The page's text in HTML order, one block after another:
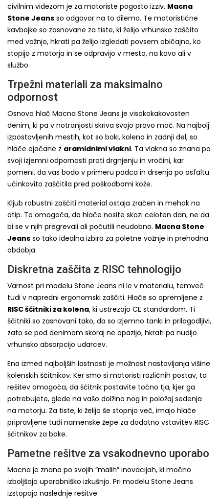
civilnim videzom je za motoriste pogosto izziv. Macna
Stone Jeans so odgovor na to dilemo. Te motoristične
kavbojke so zasnovane za tiste, ki želijo vrhunsko zaščito
med vožnjo, hkrati pa želijo izgledati povsem običajno, ko
stopijo z motorja in se odpravijo v mesto, na kavo ali v
službo.
Trpežni materiali za maksimalno
odpornost
Osnova hlač Macna Stone Jeans je visokokakovosten
denim, ki pa v notranjosti skriva svojo pravo moč. Na najbolj
izpostavljenih mestih, kot so boki, kolena in zadnji del, so
hlače ojačane z aramidnimi vlakni. Ta vlakna so znana po
svoji izjemni odpornosti proti drgnjenju in vročini, kar
pomeni, da vas bodo v primeru padca in drsenja po asfaltu
učinkovito zaščitila pred poškodbami kože.
Kljub robustni zaščiti material ostaja zračen in mehak na
otip. To omogoča, da hlače nosite skozi celoten dan, ne da
bi se v njih pregrevali ali počutili neudobno. Macna Stone
Jeans so tako idealna izbira za poletne vožnje in prehodna
obdobja.
Diskretna zaščita z RISC tehnologijo
Varnost pri modelu Stone Jeans ni le v materialu, temveč
tudi v napredni ergonomski zaščiti. Hlače so opremljene z
RISC ščitniki za kolena, ki ustrezajo CE standardom. Ti
ščitniki so zasnovani tako, da so izjemno tanki in prilagodljivi,
zato se pod denimom skoraj ne opazijo, hkrati pa nudijo
vrhunsko absorpcijo udarcev.
Ena izmed najboljših lastnosti je možnost nastavljanja višine
kolenskih ščitnikov. Ker smo si motoristi različnih postav, ta
rešitev omogoča, da ščitnik postavite točno tja, kjer ga
potrebujete, glede na vašo dolžino nog in položaj sedenja
na motorju. Za tiste, ki želijo še stopnjo več, imajo hlače
pripravljene tudi namenske žepe za dodatno vstavitev RISC
ščitnikov za boke.
Pametne rešitve za vsakodnevno uporabo
Macna je znana po svojih “malih” inovacijah, ki močno
izboljšajo uporabniško izkušnjo. Pri modelu Stone Jeans
izstopajo naslednje rešitve: